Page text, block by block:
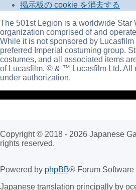
掲示板の cookie を消去する
The 501st Legion is a worldwide Star
organization comprised of and
While it is not sponsored by
preferred Imperial costuming group.
costumes, and all associated items
of Lucasfilm. © & ™ Lucasfilm Ltd. All
under authorization.
Copyright © 2018 - 2026 Japanese
rights reserved.
Powered by phpBB® Forum
Japanese translation principally by